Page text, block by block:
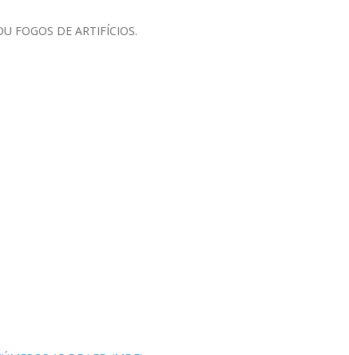
FOGOS DE ARTIFÍCIOS.